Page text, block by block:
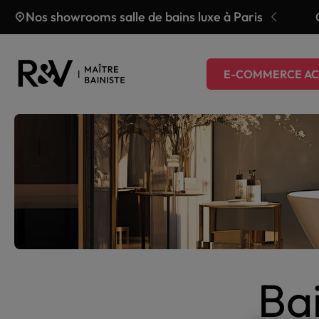
Nos showrooms salle de bains luxe à Paris
jusqu’au 31 juillet
E-COMMERCE